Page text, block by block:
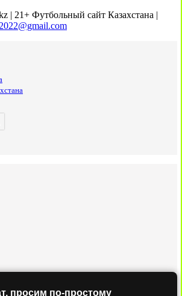
| 21+ Футбольный сайт Казахстана |
просим по-простому